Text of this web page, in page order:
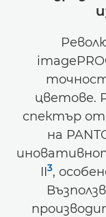
цветове.
спектър
на
II3,